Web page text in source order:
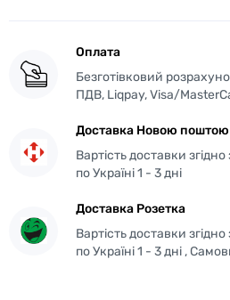
Оплата
Безготівковий
ПДВ, Liqpay, Visa/
Доставка Новою поштою
Вартість доставки
по Україні 1 - 3 дні
Доставка Розетка
Вартість доставки
по Україні 1 - 3 дні ,